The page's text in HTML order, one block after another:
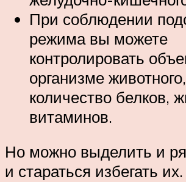
При соблюдении
режима вы можете
контролировать
организме
количество белков,
витаминов.
Но можно выделить и
и стараться избегать их.